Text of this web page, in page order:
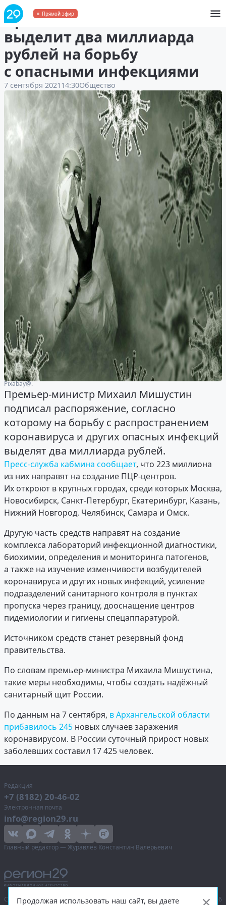
Прямой эфир
Правительство России
выделит два миллиарда
рублей на борьбу
с опасными инфекциями
7 сентября 2021 14:30Общество
Рixabay@.
Премьер-министр Михаил Мишустин
подписал распоряжение, согласно
которому на борьбу с распространением
коронавируса и других опасных инфекций
выделят два миллиарда рублей.
Пресс-служба кабмина сообщает, что 223 миллиона
из них направят на создание ПЦР-центров.
Их откроют в крупных городах, среди которых Москва,
Новосибирск, Санкт-Петербург, Екатеринбург, Казань,
Нижний Новгород, Челябинск, Самара и Омск.
Другую часть средств направят на создание
комплекса лабораторий инфекционной диагностики,
биохимии, определения и мониторинга патогенов,
а также на изучение изменчивости возбудителей
коронавируса и других новых инфекций, усиление
подразделений санитарного контроля в пунктах
пропуска через границу, дооснащение центров
пидемиологии и гигиены спецаппаратурой.
Источником средств станет резервный фонд
правительства.
По словам премьер-министра Михаила Мишустина,
такие меры необходимы, чтобы создать надёжный
санитарный щит России.
По данным на 7 сентября, в Архангельской области
прибавилось 245 новых случаев заражения
коронавирусом. В России суточный прирост новых
заболевших составил 17 425 человек.
Редакция
+7 (8182) 20-46-02
Электронная почта
info@region29.ru
Главный редактор — Журавлёв Константин Валерьевич
Сетевое издание «Информационное агентство Регион 29», © 2016–2026
Продолжая использовать наш сайт, вы даете